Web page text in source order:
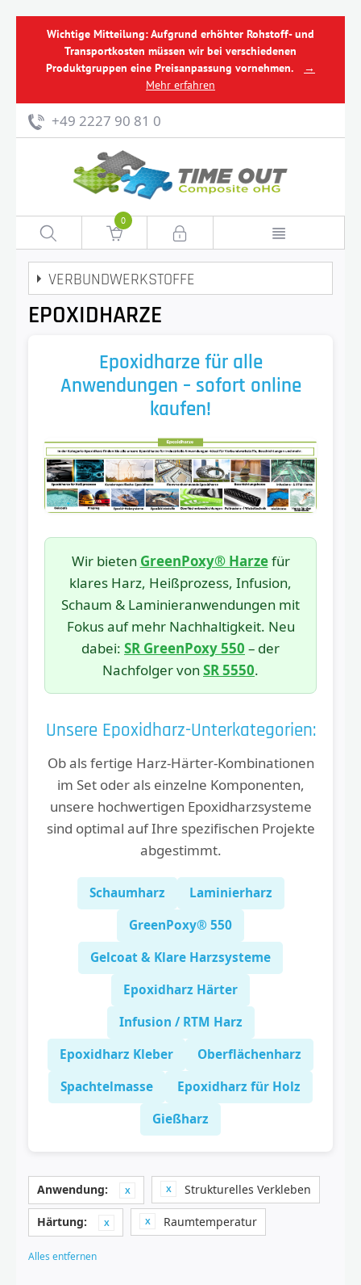
Wichtige Mitteilung: Aufgrund erhöhter Rohstoff- und
Transportkosten müssen wir bei verschiedenen
Produktgruppen eine Preisanpassung vornehmen.
→
Mehr erfahren
+49 2227 90 81 0
0
VERBUNDWERKSTOFFE
EPOXIDHARZE
Epoxidharze für alle
Anwendungen – sofort online
kaufen!
Wir bieten GreenPoxy® Harzefür
klares Harz, Heißprozess, Infusion,
Schaum & Laminieranwendungen mit
Fokus auf mehr Nachhaltigkeit. Neu
dabei: SR GreenPoxy 550 – der
Nachfolger von SR 5550.
Unsere Epoxidharz-Unterkategorien:
Ob als fertige Harz-Härter-Kombinationen
im Set oder als einzelne Komponenten,
unsere hochwertigen Epoxidharzsysteme
sind optimal auf Ihre spezifischen Projekte
abgestimmt.
Schaumharz
Laminierharz
GreenPoxy® 550
Gelcoat & Klare Harzsysteme
Epoxidharz Härter
Infusion / RTM Harz
Epoxidharz Kleber
Oberflächenharz
Spachtelmasse
Epoxidharz für Holz
Gießharz
Anwendung: Strukturelles Verkleben
Härtung: Raumtemperatur
Alles entfernen